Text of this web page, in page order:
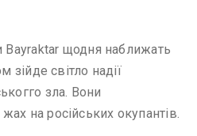
Bayraktar щодня наближать
зійде світло надії
зла. Вони
на російських окупантів.